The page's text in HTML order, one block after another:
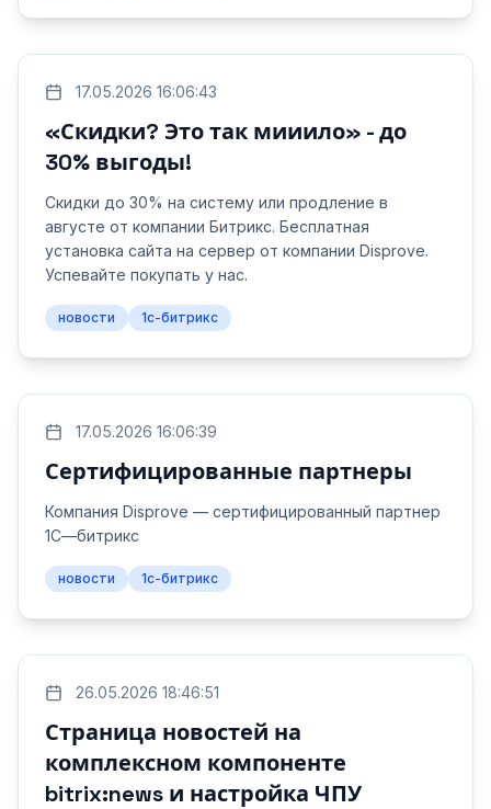
17.05.2026 16:06:43
«Скидки? Это так мииило» - до
30% выгоды!
Скидки до 30% на систему или продление в
августе от компании Битрикс. Бесплатная
установка сайта на сервер от компании Disprove.
Успевайте покупать у нас.
новости 1с-битрикс
17.05.2026 16:06:39
Сертифицированные партнеры
Компания Disprove — сертифицированный партнер
1С—битрикс
новости 1с-битрикс
26.05.2026 18:46:51
Страница новостей на
комплексном компоненте
bitrix:news и настройка ЧПУ